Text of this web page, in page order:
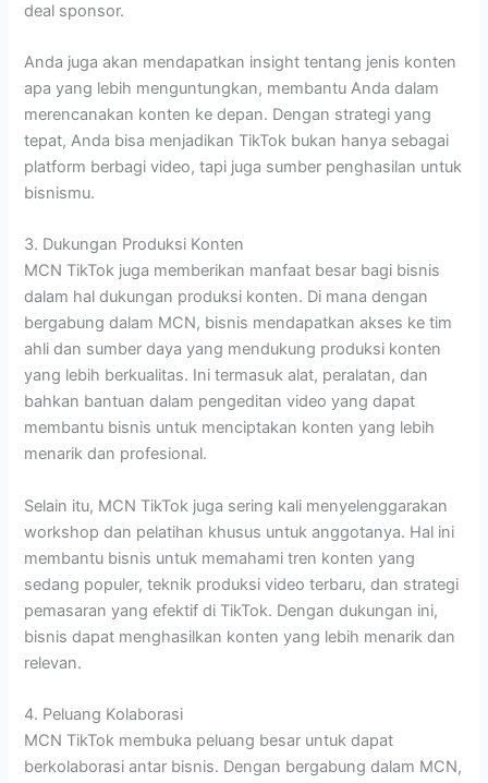
deal sponsor.
Anda juga akan mendapatkan insight tentang jenis konten
apa yang lebih menguntungkan, membantu Anda dalam
merencanakan konten ke depan. Dengan strategi yang
tepat, Anda bisa menjadikan TikTok bukan hanya sebagai
platform berbagi video, tapi juga sumber penghasilan untuk
bisnismu.
3. Dukungan Produksi Konten
MCN TikTok juga memberikan manfaat besar bagi bisnis
dalam hal dukungan produksi konten. Di mana dengan
bergabung dalam MCN, bisnis mendapatkan akses ke tim
ahli dan sumber daya yang mendukung produksi konten
yang lebih berkualitas. Ini termasuk alat, peralatan, dan
bahkan bantuan dalam pengeditan video yang dapat
membantu bisnis untuk menciptakan konten yang lebih
menarik dan profesional.
Selain itu, MCN TikTok juga sering kali menyelenggarakan
workshop dan pelatihan khusus untuk anggotanya. Hal ini
membantu bisnis untuk memahami tren konten yang
sedang populer, teknik produksi video terbaru, dan strategi
pemasaran yang efektif di TikTok. Dengan dukungan ini,
bisnis dapat menghasilkan konten yang lebih menarik dan
relevan.
4. Peluang Kolaborasi
MCN TikTok membuka peluang besar untuk dapat
berkolaborasi antar bisnis. Dengan bergabung dalam MCN,